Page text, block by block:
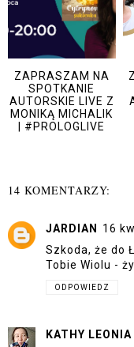
ZAPRASZAM NA
SPOTKANIE
AUTORSKIE LIVE Z
MONIKĄ MICHALIK
| #PROLOGLIVE
14 KOMENTARZY:
JARDIAN
16
Szkoda, że do
Tobie Wiolu -
ODPOWIEDZ
KATHY LEONIA